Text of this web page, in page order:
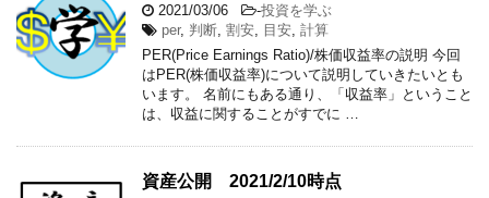
2021/03/06 -投資を学ぶ
per, 判断 割安 目安 計算
PER(Price Earnings Ratio)/株価収益率の説明 今回
はPER(株価収益率)について説明していきたいとも
います。 名前にもある通り、「収益率」ということ
は、収益に関することがすでに …
資産公開 2021/2/10時点